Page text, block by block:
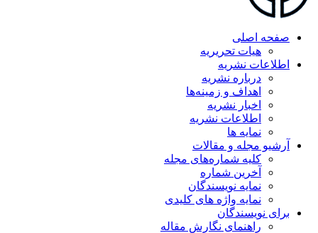
صفحه اصلی
هیات تحریریه
اطلاعات نشریه
درباره نشریه
اهداف و زمینه‌ها
اخبار نشریه
اطلاعات نشریه
نمایه ها
آرشیو مجله و مقالات
کلیه شماره‌های مجله
آخرین شماره
نمایه نویسندگان
نمایه واژه های کلیدی
برای نویسندگان
راهنمای نگارش مقاله